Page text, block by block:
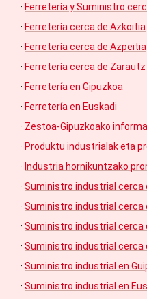
· Ferretería y Suministro
· Ferretería cerca de Azkoitia
· Ferretería cerca de Azpeitia
· Ferretería cerca de Zarautz
· Ferretería en Gipuzkoa
· Ferretería en Euskadi
· Zestoa-Gipuzkoako
· Produktu industrialak eta
· Industria hornikuntzako
· Suministro industrial cerca
· Suministro industrial cerca
· Suministro industrial cerca
· Suministro industrial cerca
· Suministro industrial en
· Suministro industrial en